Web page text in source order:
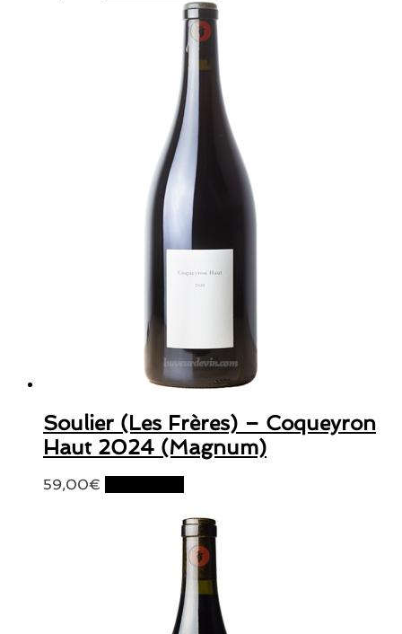
Soulier (Les Frères) – Coqueyron
Haut 2024 (Magnum)
59,00€